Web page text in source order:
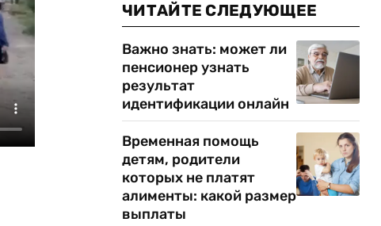
ЧИТАЙТЕ СЛЕДУЮЩЕЕ
Важно знать: может ли
пенсионер узнать
результат
идентификации онлайн
Временная помощь
детям, родители
которых не платят
алименты: какой размер
выплаты